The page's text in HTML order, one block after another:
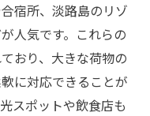
宿所、淡路島のリゾ
人気です。これらの
おり、大きな荷物の
に対応できることが
スポットや飲食店も